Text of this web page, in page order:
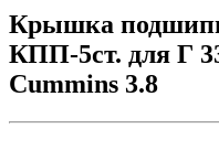
Крышка
КПП-5ст. для Г
Cummins 3.8